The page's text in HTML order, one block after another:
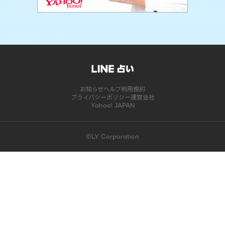
お知らせヘルプ利用規約
プライバシーポリシー運営会社
Yahoo! JAPAN
©LY Corporation
このコンテンツは掲載が終了しました | LINE占い